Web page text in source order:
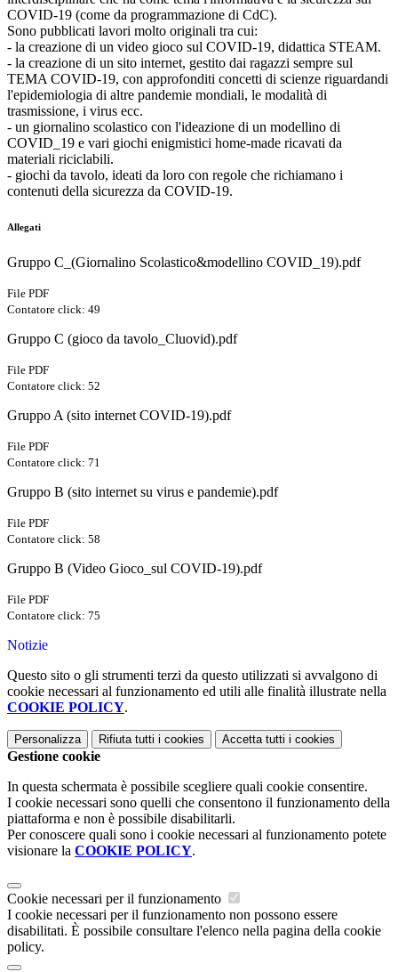
COVID-19 (come da programmazione di CdC).
Sono pubblicati lavori molto originali tra cui:
- la creazione di un video gioco sul COVID-19, didattica STEAM.
- la creazione di un sito internet, gestito dai ragazzi sempre sul
TEMA COVID-19, con approfonditi concetti di scienze riguardandi
l'epidemiologia di altre pandemie mondiali, le modalità di
trasmissione, i virus ecc.
- un giornalino scolastico con l'ideazione di un modellino di
COVID_19 e vari giochi enigmistici home-made ricavati da
materiali riciclabili.
- giochi da tavolo, ideati da loro con regole che richiamano i
contenuti della sicurezza da COVID-19.
Allegati
Gruppo C_(Giornalino Scolastico&modellino COVID_19).pdf
File PDF
Contatore click: 49
Gruppo C (gioco da tavolo_Cluovid).pdf
File PDF
Contatore click: 52
Gruppo A (sito internet COVID-19).pdf
File PDF
Contatore click: 71
Gruppo B (sito internet su virus e pandemie).pdf
File PDF
Contatore click: 58
Gruppo B (Video Gioco_sul COVID-19).pdf
File PDF
Contatore click: 75
Notizie
Questo sito o gli strumenti terzi da questo utilizzati si avvalgono di
cookie necessari al funzionamento ed utili alle finalità illustrate nella
COOKIE POLICY.
Personalizza Rifiuta tutti i cookies Accetta tutti i cookies
Gestione cookie
In questa schermata è possibile scegliere quali cookie consentire.
I cookie necessari sono quelli che consentono il funzionamento della
piattaforma e non è possibile disabilitarli.
Per conoscere quali sono i cookie necessari al funzionamento potete
visionare la COOKIE POLICY.
Cookie necessari per il funzionamento
I cookie necessari per il funzionamento non possono essere
disabilitati. È possibile consultare l'elenco nella pagina della cookie
policy.